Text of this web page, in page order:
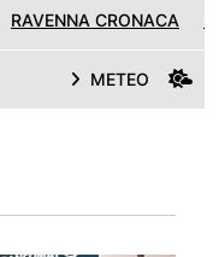
RAVENNA CRONACA
METEO